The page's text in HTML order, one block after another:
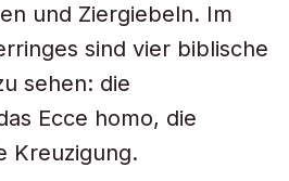
und Ziergiebeln. Im
sind vier biblische
sehen: die
Ecce homo, die
Kreuzigung.